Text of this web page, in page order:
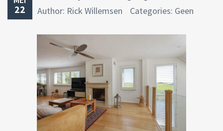
22 Author: Rick Willemsen Categories: Geen